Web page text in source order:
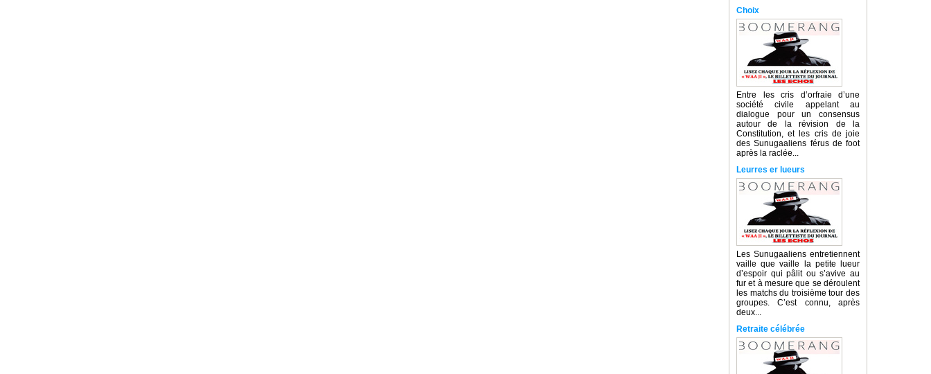
Choix
Entre les cris d’orfraie d’une
société civile appelant au
dialogue pour un consensus
autour de la révision de la
Constitution, et les cris de joie
des Sunugaaliens férus de foot
après la raclée...
Leurres er lueurs
Les Sunugaaliens entretiennent
vaille que vaille la petite lueur
d’espoir qui pâlit ou s’avive au
fur et à mesure que se déroulent
les matchs du troisième tour des
groupes. C’est connu, après
deux...
Retraite célébrée